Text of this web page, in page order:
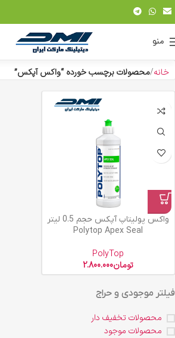
منو
فیلتر موجودی و حراج
محصولات تخفیف دار
محصولات موجود
خانه محصولات برچسب خورده “واکس آپکس”
واکس پولیتاپ آپکس حجم 0.5 لیتر
Polytop Apex Seal
PolyTop
تومان2.800.000